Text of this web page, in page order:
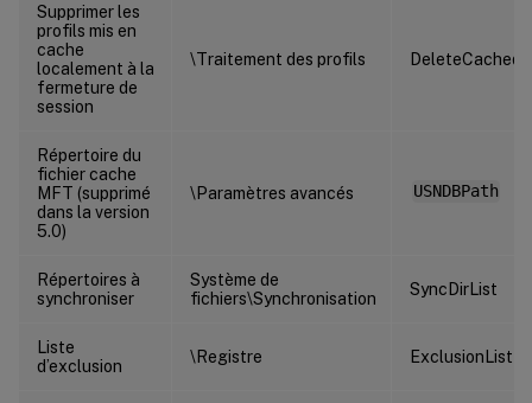
Supprimer les
profils mis en
cache
localement à la
fermeture de
session
\Traitement des profils
Répertoire du
fichier cache
MFT (supprimé
dans la version
5.0)
\Paramètres avancés USNDBPath
Répertoires à
synchroniser
Système de
fichiers\Synchronisation
SyncDirList
Liste
d’exclusion
\Registre